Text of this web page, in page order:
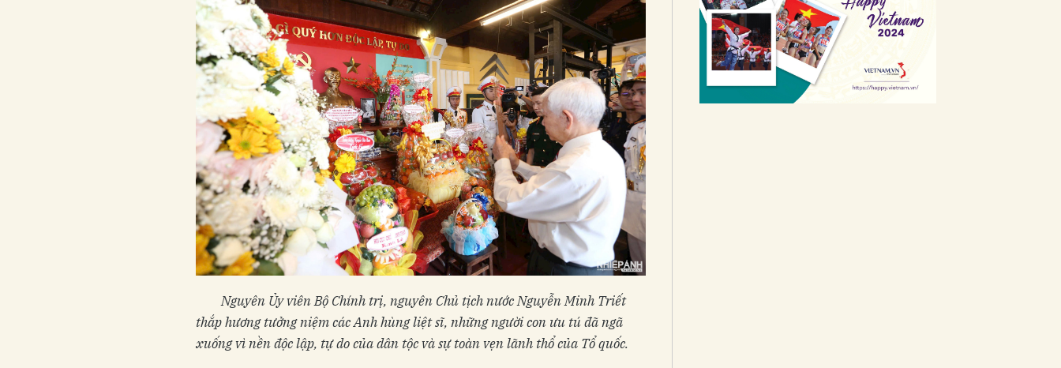
Nguyên Ủy viên Bộ Chính trị, nguyên Chủ tịch nước Nguyễn Minh Triết
thắp hương tưởng niệm các Anh hùng liệt sĩ, những người con ưu tú đã ngã
xuống vì nền độc lập, tự do của dân tộc và sự toàn vẹn lãnh thổ của Tổ quốc.